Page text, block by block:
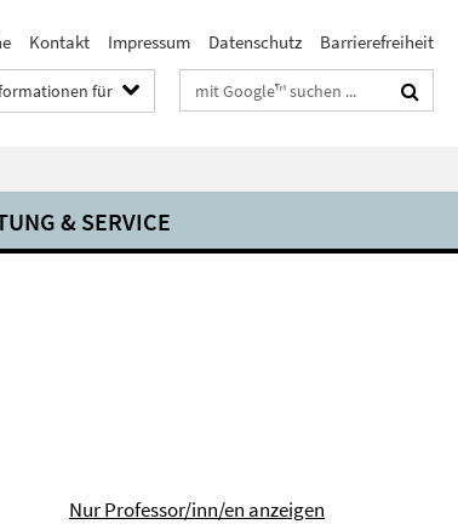
Kontakt Impressum Datenschutz Barrierefreiheit
für Suchbegriffe
& SERVICE
Nur Professor/inn/en anzeigen